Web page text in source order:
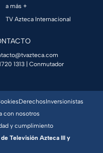
a más +
TV Azteca Internacional
1313 | Conmutador
DerechosInversionistas
con nosotros
y cumplimiento
Televisión Azteca III y